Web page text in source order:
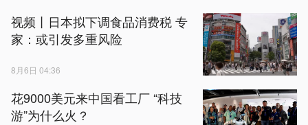
视频丨日本拟下调食品消费税 专
家：或引发多重风险
8月6日 04:36
花9000美元来中国看工厂 “科技
游”为什么火？